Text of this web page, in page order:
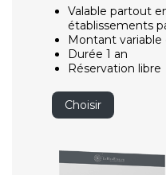
Valable partout
établissements
Montant
Durée 1 an
Réservation libre
Choisir